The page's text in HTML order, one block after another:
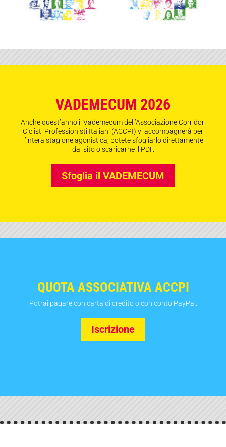
VADEMECUM 2026
Anche quest’anno il Vademecum dell’Associazione Corridori
Ciclisti Professionisti Italiani (ACCPI) vi accompagnerà per
l’intera stagione agonistica, potete sfogliarlo direttamente
dal sito o scaricarne il PDF.
Sfoglia il VADEMECUM
QUOTA ASSOCIATIVA ACCPI
Potrai pagare con carta di credito o con conto PayPal.
Iscrizione